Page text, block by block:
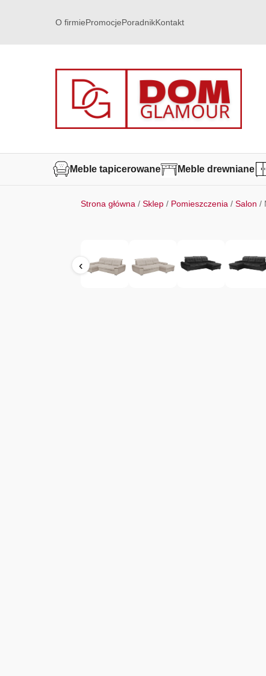
O firmiePromocjePoradnikKontakt
Meble tapicerowane Meble drewniane
Strona główna /Sklep / Pomieszczenia /Salon /
‹